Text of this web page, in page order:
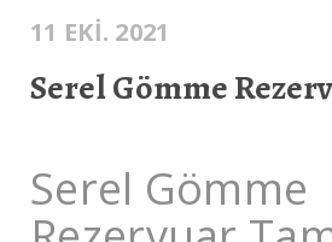
11 EKI. 2021
Serel Gömme
Serel Gömme